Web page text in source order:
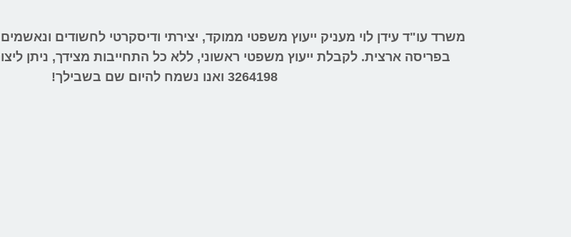
משרד עו"ד עידן לוי מעניק ייעוץ משפטי ממוקד, יצירתי ודיסקרטי לחשודים
בפריסה ארצית. לקבלת ייעוץ משפטי ראשוני, ללא כל התחייבות מצידך, ניתן
3264198 ואנו נשמח להיום שם בשבילך!